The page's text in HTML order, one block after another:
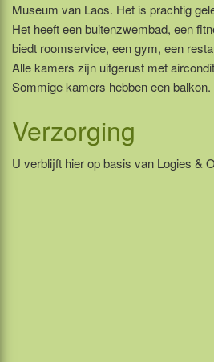
Museum van Laos. Het is prachtig
Het heeft een buitenzwembad, een
biedt roomservice, een gym, een
Alle kamers zijn uitgerust met
Sommige kamers hebben een
Verzorging
U verblijft hier op basis van Logies &